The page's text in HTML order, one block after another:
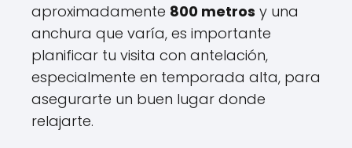
aproximadamente 800 metros y una
anchura que varía, es importante
planificar tu visita con antelación,
especialmente en temporada alta, para
asegurarte un buen lugar donde
relajarte.